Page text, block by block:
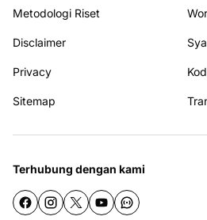
Metodologi Riset
Disclaimer
Privacy
Sitemap
Terhubung dengan kami